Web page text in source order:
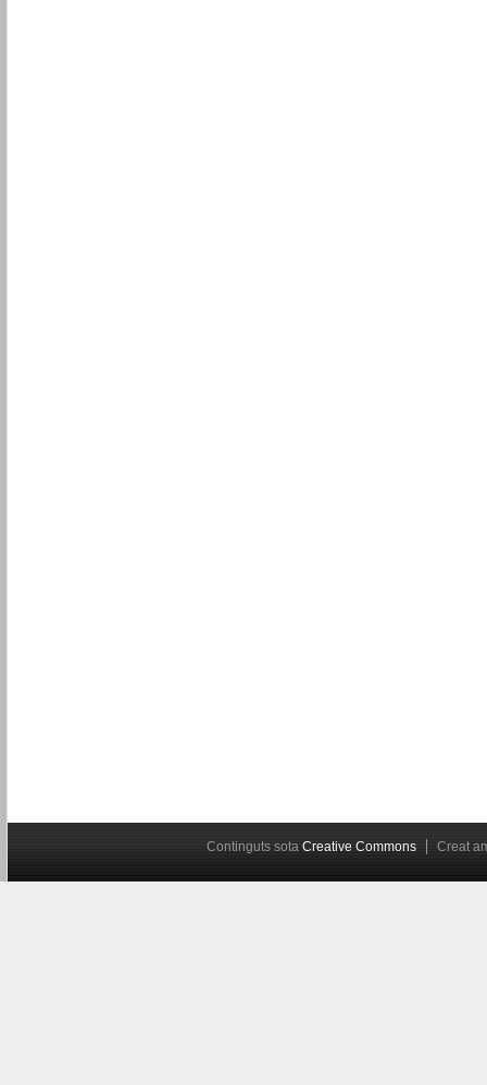
Continguts sota Creative Commons Creat